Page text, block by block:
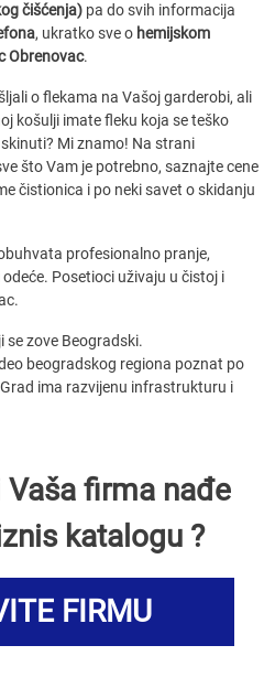
čišćenja) pa do svih informacija
, ukratko sve o hemijskom
Obrenovac.
o flekama na Vašoj garderobi, ali
košulji imate fleku koja se teško
Mi znamo! Na strani
što Vam je potrebno, saznajte cene
čistionica i po neki savet o skidanju
profesionalno pranje,
Posetioci uživaju u čistoj i
zove Beogradski.
beogradskog regiona poznat po
ima razvijenu infrastrukturu i
firma nađe
katalogu ?
FIRMU